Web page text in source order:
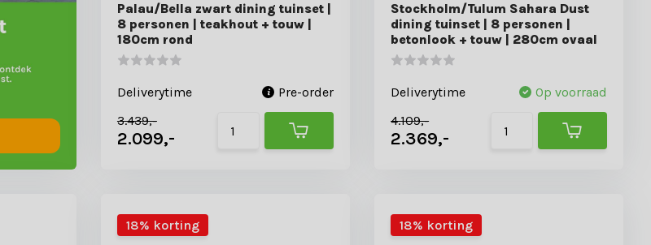
Palau/Bella zwart dining tuinset |
8 personen | teakhout + touw |
180cm rond
Deliverytime
Pre-order
3.439,-
2.099,-
Stockholm/Tulum Sahara Dust
dining tuinset | 8 personen |
betonlook + touw | 280cm ovaal
Deliverytime
Op voorraad
4.109,-
2.369,-
18% korting 18% korting